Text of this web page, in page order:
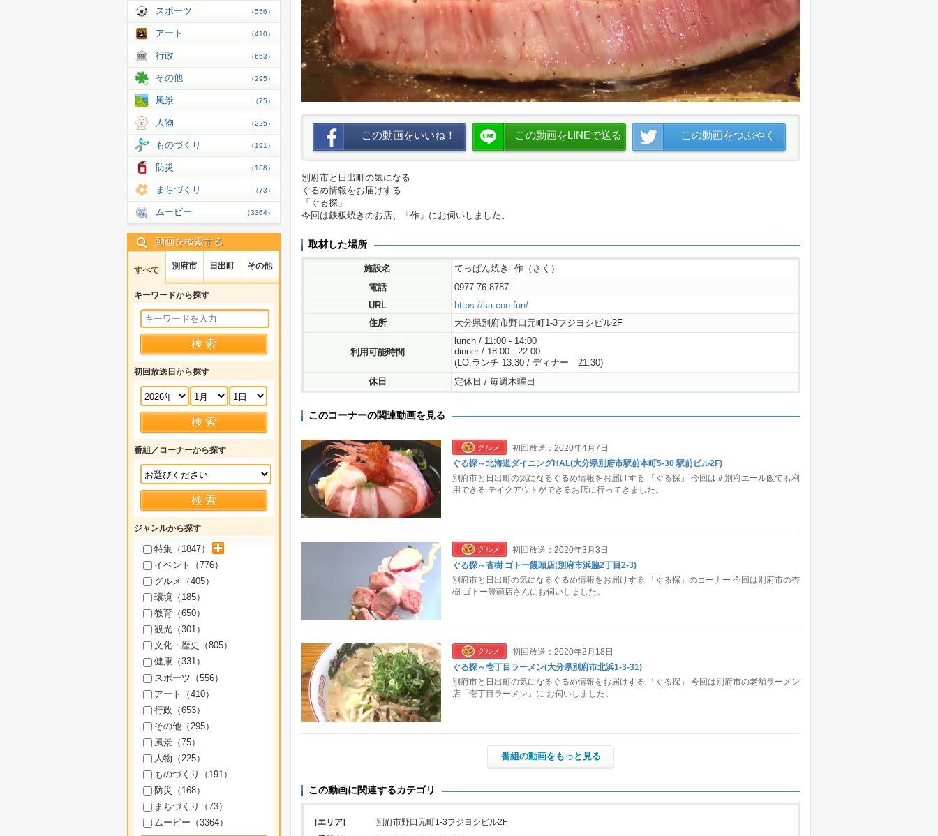
この動画をいいね！ この動画をLINEで送る この動画をつぶやく
別府市と日出町の気になる
ぐるめ情報をお届けする
「ぐる探」
今回は鉄板焼きのお店、「作」にお伺いしました。
取材した場所
施設名
てっぱん焼き- 作（さく）
電話
0977-76-8787
URL
https://sa-coo.fun/
住所
大分県別府市野口元町1-3フジヨシビル2F
利用可能時間
lunch / 11:00 - 14:00
dinner / 18:00 - 22:00
(LO:ランチ 13:30 / ディナー 21:30)
休日
定休日 / 毎週木曜日
このコーナーの関連動画を見る
グルメ
初回放送：2020年4月7日
ぐる探～北海道ダイニングHAL(大分県別府市駅前本町5-30 駅前ビル2F)
別府市と日出町の気になるぐるめ情報をお届けする 「ぐる探」 今回は＃別府エール飯でも利
用できる テイクアウトができるお店に行ってきました。
グルメ
初回放送：2020年3月3日
ぐる探～杏樹 ゴトー饅頭店(別府市浜脇2丁目2-3)
別府市と日出町の気になるぐるめ情報をお届けする 「ぐる探」のコーナー 今回は別府市の杏
樹 ゴトー饅頭店さんにお伺いしました。
グルメ
初回放送：2020年2月18日
ぐる探～壱丁目ラーメン(大分県別府市北浜1-3-31)
別府市と日出町の気になるぐるめ情報をお届けする 「ぐる探」 今回は別府市の老舗ラーメン
店「壱丁目ラーメン」に お伺いしました。
番組の動画をもっと見る
この動画に関連するカテゴリ
[エリア]
別府市野口元町1-3フジヨシビル2F
スポーツ （556）
アート （410）
行政 （653）
その他 （295）
風景 （75）
人物 （225）
ものづくり （191）
防災 （168）
まちづくり （73）
ムービー （3364）
動画を検索する
すべて 別府市 日出町 その他
キーワードから探す
初回放送日から探す
番組／コーナーから探す
ジャンルから探す
特集（ 1847）
イベント（776）
グルメ（405）
環境（ 185）
教育（650）
観光（301）
文化・歴史（805）
健康（331）
スポーツ（556）
アート（410）
行政（653）
その他（ 295）
風景（75）
人物（ 225）
ものづくり（ 191 ）
防災（ 168）
まちづくり（73）
ムービー（3364）